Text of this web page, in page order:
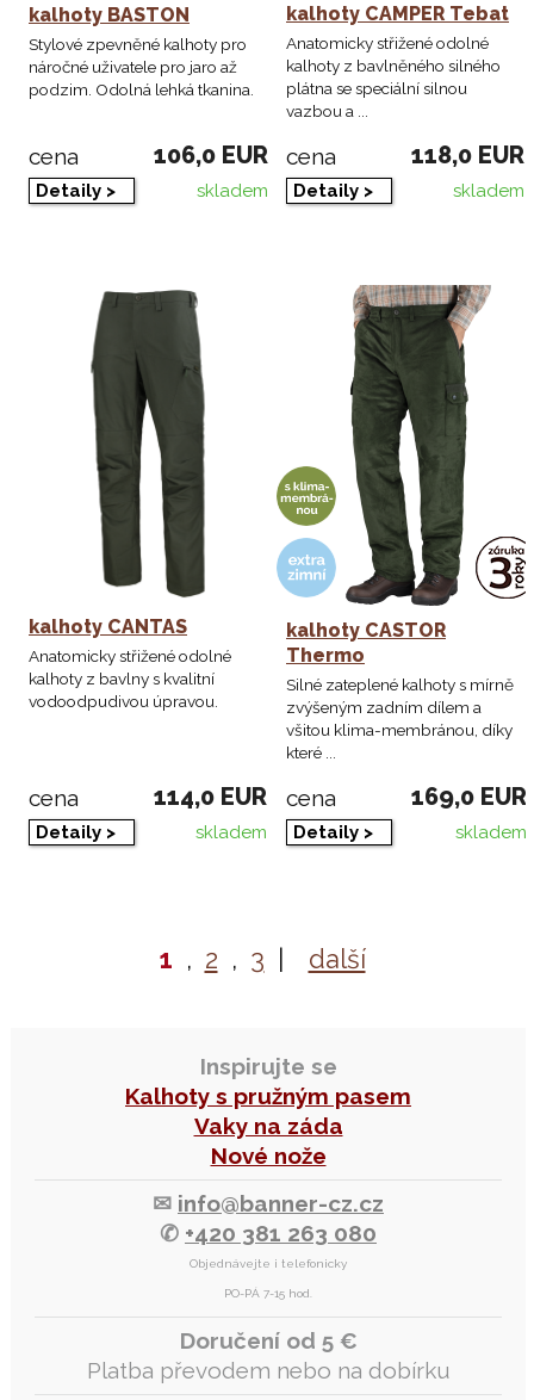
Inspirujte se
Kalhoty s pružným pasem
Vaky na záda
Nové nože
✉ info@banner-cz.cz
✆ +420 381 263 080
Objednávejte i telefonicky
PO-PÁ 7-15 hod.
Doručení od 5 €
Platba převodem nebo na dobírku
kalhoty BASTON
Stylové zpevněné kalhoty pro
náročné uživatele pro jaro až
podzim. Odolná lehká tkanina.
cena 106,0 EUR
Detaily > skladem
kalhoty CAMPER Tebat
Anatomicky střižené odolné
kalhoty z bavlněného silného
plátna se speciální silnou
vazbou a ...
cena 118,0 EUR
Detaily > skladem
kalhoty CANTAS
Anatomicky střižené odolné
kalhoty z bavlny s kvalitní
vodoodpudivou úpravou.
cena 114,0 EUR
Detaily > skladem
kalhoty CASTOR
Thermo
Silné zateplené kalhoty s mírně
zvýšeným zadním dílem a
všitou klima-membránou, díky
které ...
cena 169,0 EUR
Detaily > skladem
1 , 2 , 3 | další